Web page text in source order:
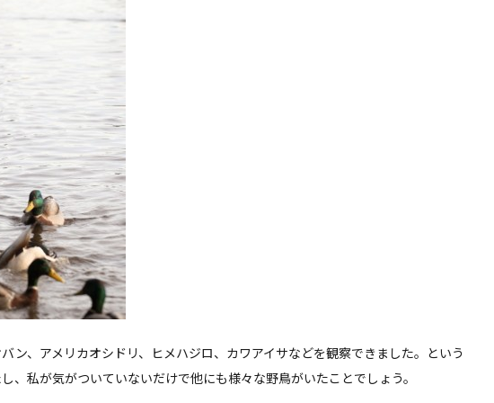
ン、アメリカオシドリ、ヒメハジロ、カワアイサなどを観察できました。という
、私が気がついていないだけで他にも様々な野鳥がいたことでしょう。